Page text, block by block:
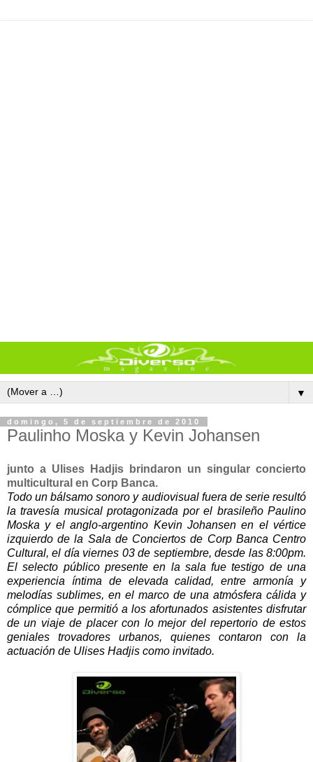
▼
domingo, 5 de septiembre de 2010
Paulinho Moska y Kevin Johansen
junto a Ulises Hadjis brindaron un singular concierto
multicultural en Corp Banca.
Todo un bálsamo sonoro y audiovisual fuera de serie resultó
la travesía musical protagonizada por el brasileño Paulino
Moska y el anglo-argentino Kevin Johansen en el vértice
izquierdo de la Sala de Conciertos de Corp Banca Centro
Cultural, el día viernes 03 de septiembre, desde las 8:00pm.
El selecto público presente en la sala fue testigo de una
experiencia íntima de elevada calidad, entre armonía y
melodías sublimes, en el marco de una atmósfera cálida y
cómplice que permitió a los afortunados asistentes disfrutar
de un viaje de placer con lo mejor del repertorio de estos
geniales trovadores urbanos, quienes contaron con la
actuación de Ulises Hadjis como invitado.